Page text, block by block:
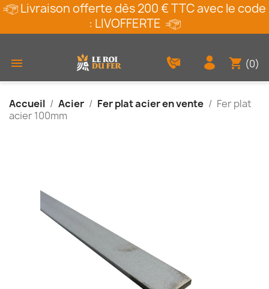
Livraison offerte dès 200 € TTC avec le code
: LIVOFFERTE
 shopping_cart (0)
Accueil Acier Fer plat acier en vente
Fer plat
acier 100mm